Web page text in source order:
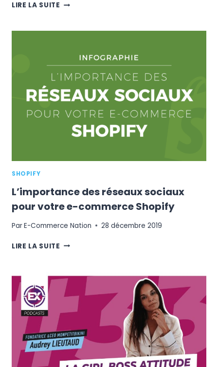
LIRE LA SUITE COMMENT
RELATION
AVEC
FACEBOOK
MESSENGER
SHOPIFY
L’importance des réseaux sociaux
pour votre e-commerce Shopify
ParE-Commerce Nation 28 décembre 2019
LIRE LA SUITE L’IMPORTANCE
SOCIAUX
POUR
VOTRE
COMMERCE